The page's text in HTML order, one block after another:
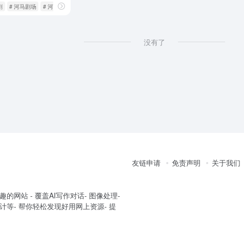
# 河马剧场 # 河马剧场官网
没有了
的网站 - 覆盖AI写作对话- 图像处理-
等- 帮你轻松发现好用网上资源- 提
友链申请 免责声明 关于我们